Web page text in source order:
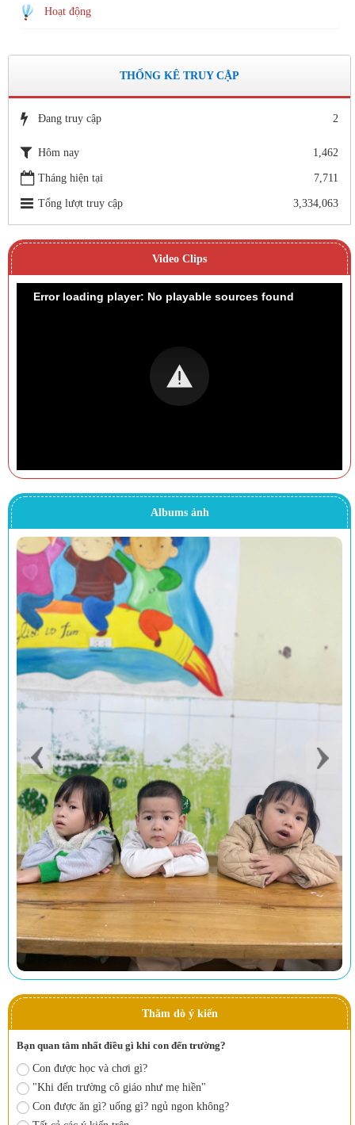
Hoạt động
THỐNG KÊ TRUY CẬP
Đang truy cập 2
Hôm nay 1,462
Tháng hiện tại 7,711
Tổng lượt truy cập 3,334,063
Video Clips
Error loading player: No playable sources found
Albums ảnh
Thăm dò ý kiến
Bạn quan tâm nhất điều gì khi con đến trường?
Con được học và chơi gì?
"Khi đến trường cô giáo như mẹ hiền"
Con được ăn gì? uống gì? ngủ ngon không?